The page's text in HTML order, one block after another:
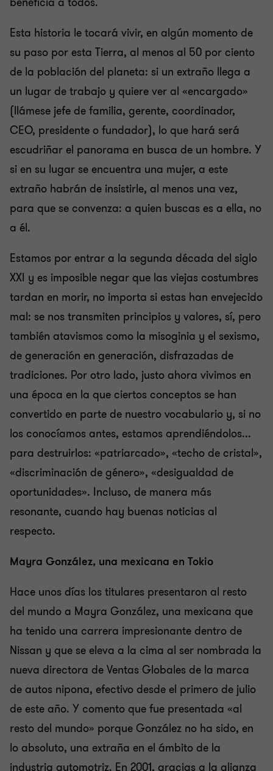
Esta historia le tocará vivir, en algún momento de
su paso por esta Tierra, al menos al 50 por ciento
de la población del planeta: si un extraño llega a
un lugar de trabajo y quiere ver al «encargado»
(llámese jefe de familia, gerente, coordinador,
CEO, presidente o fundador), lo que hará será
escudriñar el panorama en busca de un hombre. Y
si en su lugar se encuentra una mujer, a este
extraño habrán de insistirle, al menos una vez,
para que se convenza: a quien buscas es a ella, no
a él.
Estamos por entrar a la segunda década del siglo
XXI y es imposible negar que las viejas costumbres
tardan en morir, no importa si estas han envejecido
mal: se nos transmiten principios y valores, sí, pero
también atavismos como la misoginia y el sexismo,
de generación en generación, disfrazadas de
tradiciones. Por otro lado, justo ahora vivimos en
una época en la que ciertos conceptos se han
convertido en parte de nuestro vocabulario y, si no
los conocíamos antes, estamos aprendiéndolos...
para destruirlos: «patriarcado», «techo de cristal»,
«discriminación de género», «desigualdad de
oportunidades». Incluso, de manera más
resonante, cuando hay buenas noticias al
respecto.
Mayra González, una mexicana en Tokio
Hace unos días los titulares presentaron al resto
del mundo a Mayra González, una mexicana que
ha tenido una carrera impresionante dentro de
Nissan y que se eleva a la cima al ser nombrada la
nueva directora de Ventas Globales de la marca
de autos nipona, efectivo desde el primero de julio
de este año. Y comento que fue presentada «al
resto del mundo» porque González no ha sido, en
lo absoluto, una extraña en el ámbito de la
industria automotriz. En 2001, gracias a la alianza